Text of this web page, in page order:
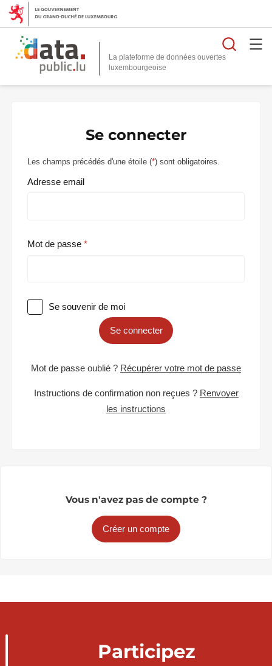
La plateforme de données ouvertes
Se connecter
Les champs précédés d'une étoile (*) sont obligatoires.
Adresse email
Mot de passe
Se souvenir de moi
Se connecter
Mot de passe oublié ? Récupérer votre mot de passe
Instructions de confirmation non reçues ? Renvoyer
les instructions
Vous n'avez pas de compte ?
Créer un compte
Participez